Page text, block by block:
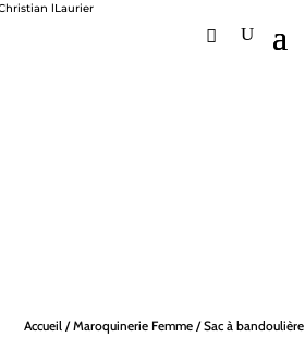
Accueil /Maroquinerie Femme /Sac à bandoulière